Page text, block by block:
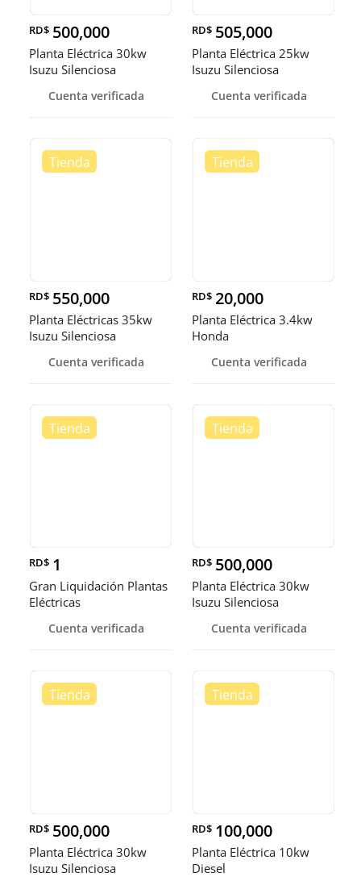
RD$ 500,000
Planta Eléctrica 30kw
Isuzu Silenciosa
Cuenta verificada
RD$ 505,000
Planta Eléctrica 25kw
Isuzu Silenciosa
Cuenta verificada
RD$ 550,000
Planta Eléctricas 35kw
Isuzu Silenciosa
Cuenta verificada
RD$ 20,000
Planta Eléctrica 3.4kw
Honda
Cuenta verificada
RD$ 1
Gran Liquidación Plantas
Eléctricas
Cuenta verificada
RD$ 500,000
Planta Eléctrica 30kw
Isuzu Silenciosa
Cuenta verificada
RD$ 500,000
Planta Eléctrica 30kw
Isuzu Silenciosa
RD$ 100,000
Planta Eléctrica 10kw
Diesel